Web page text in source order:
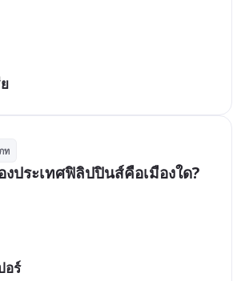
ท
งประเทศฟิลิปปินส์คือเมืองใด?
อร์